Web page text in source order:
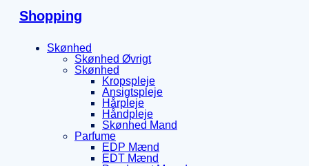
Shopping
Skønhed
Skønhed Øvrigt
Skønhed
Kropspleje
Ansigtspleje
Hårpleje
Håndpleje
Skønhed Mand
Parfume
EDP Mænd
EDT Mænd